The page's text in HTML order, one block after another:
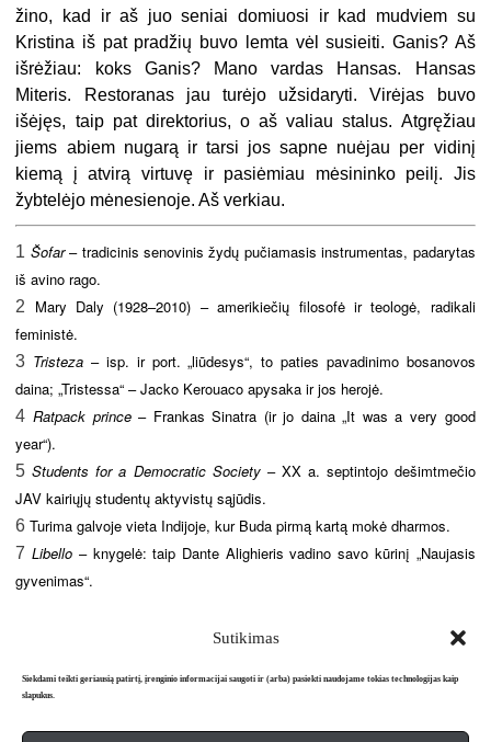
Sutikimas
Siekdami teikti geriausią patirtį, įrenginio informacijai saugoti ir (arba) pasiekti naudojame tokias technologijas kaip
slapukus.
žino, kad ir aš juo seniai domiuosi ir kad mudviem su
Kristina iš pat pradžių buvo lemta vėl susieiti. Ganis? Aš
išrėžiau: koks Ganis? Mano vardas Hansas. Hansas
Miteris. Restoranas jau turėjo užsidaryti. Virėjas buvo
išėjęs, taip pat direktorius, o aš valiau stalus. Atgręžiau
jiems abiem nugarą ir tarsi jos sapne nuėjau per vidinį
kiemą į atvirą virtuvę ir pasiėmiau mėsininko peilį. Jis
žybtelėjo mėnesienoje. Aš verkiau.
1 Šofar– tradicinis senovinis žydų pučiamasis instrumentas, padarytas
iš avino rago.
2
Mary Daly (1928–2010) – amerikiečių filosofė ir teologė, radikali
feministė.
3 Tristeza – isp. ir port. „liūdesys“, to paties pavadinimo bosanovos
daina; „Tristessa“ – Jacko Kerouaco apysaka ir jos herojė.
4 Ratpack prince– Frankas Sinatra (ir jo daina „It was a very good
year“).
5 Students for a Democratic Society– XX a. septintojo dešimtmečio
JAV kairiųjų studentų aktyvistų sąjūdis.
6 Turima galvoje vieta Indijoje, kur Buda pirmą kartą mokė dharmos.
7 Libello – knygelė: taip Dante Alighieris vadino savo kūrinį „Naujasis
gyvenimas“.